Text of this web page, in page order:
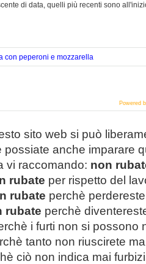
di data, quelli più recenti sono
con peperoni e mozzarella
Powered
sito web si può
possiate anche imparare
vi raccomando: non
rubate per rispetto del
rubate perchè
rubate perchè
i furti non si possono
tanto non riuscirete
ciò non indica mai